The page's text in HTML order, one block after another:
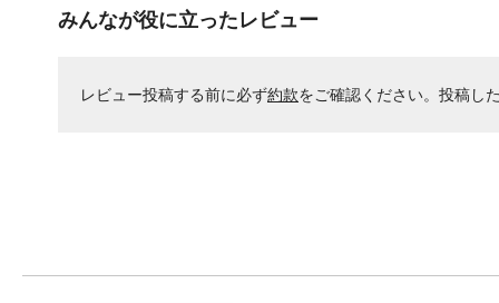
みんなが役に立ったレビュー
レビュー投稿する前に必ず約款をご確認ください。投稿し